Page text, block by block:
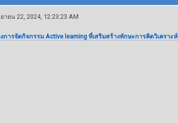
ยน 22, 2024, 12:23:23 AM
การจัดกิจกรรม Active learning ที่เสริมสร้างทักษะการคิดวิเคราะ